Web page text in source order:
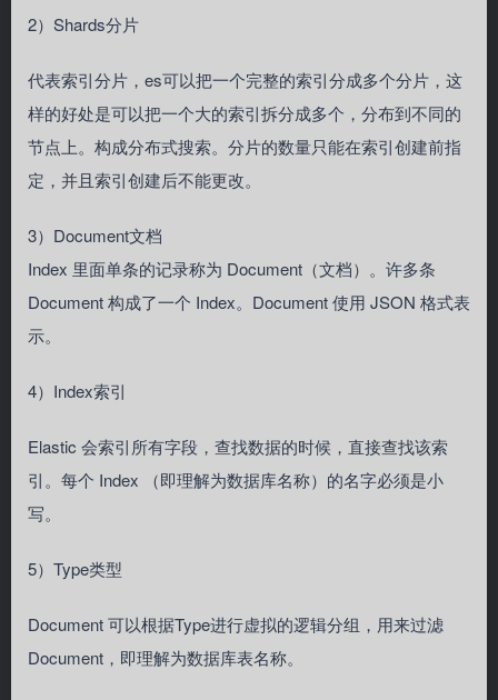
2）Shards分片
代表索引分片，es可以把一个完整的索引分成多个分片，这
样的好处是可以把一个大的索引拆分成多个，分布到不同的
节点上。构成分布式搜索。分片的数量只能在索引创建前指
定，并且索引创建后不能更改。
3）Document文档
Index 里面单条的记录称为 Document（文档）。许多条
Document 构成了一个 Index。Document 使用 JSON 格式表
示。
4）Index索引
Elastic 会索引所有字段，查找数据的时候，直接查找该索
引。每个 Index （即理解为数据库名称）的名字必须是小
写。
5）Type类型
Document 可以根据Type进行虚拟的逻辑分组，用来过滤
Document，即理解为数据库表名称。